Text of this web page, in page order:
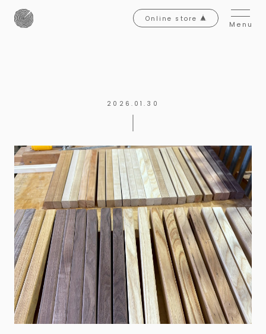
Online store
Menu
2026.01.30